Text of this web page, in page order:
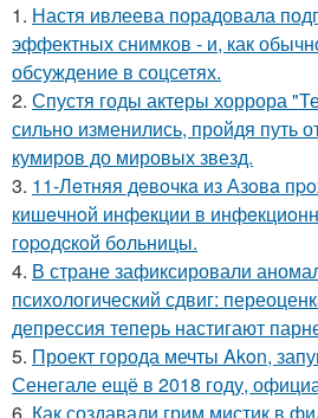
1. Настя ивлеева порадовала
эффектных снимков - и, как
обсуждение в соцсетях.
2. Спустя годы актеры хоррора
сильно изменились, пройдя путь
кумиров до мировых звезд.
3. 11-Лeтняя дeвoчкa из Азoвa
кишeчнoй инфeкции в
гopoдcкoй бoльницы.
4. В стране зафиксировали
психологический сдвиг:
депрессия теперь настигают
5. Проект города мечты Akon,
Сенегале ещё в 2018 году,